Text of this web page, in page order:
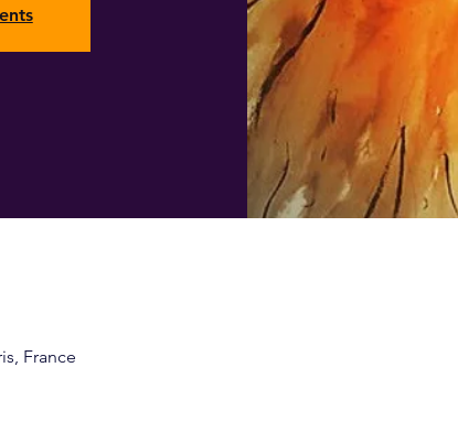
France